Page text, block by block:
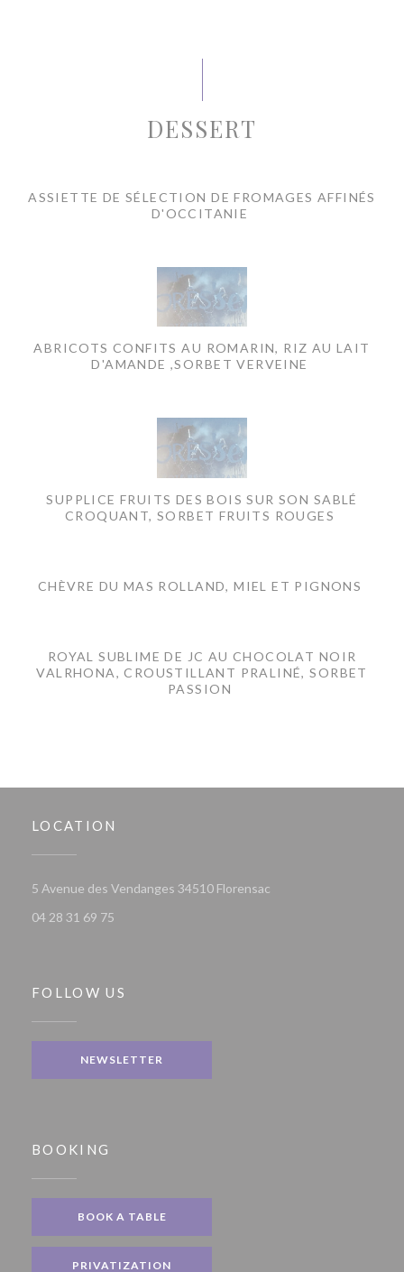
DESSERT
ASSIETTE DE SÉLECTION DE FROMAGES AFFINÉS
D'OCCITANIE
ABRICOTS CONFITS AU ROMARIN, RIZ AU LAIT
D'AMANDE ,SORBET VERVEINE
SUPPLICE FRUITS DES BOIS SUR SON SABLÉ
CROQUANT, SORBET FRUITS ROUGES
CHÈVRE DU MAS ROLLAND, MIEL ET PIGNONS
ROYAL SUBLIME DE JC AU CHOCOLAT NOIR
VALRHONA, CROUSTILLANT PRALINÉ, SORBET
PASSION
LOCATION
5 Avenue des Vendanges 34510 Florensac
04 28 31 69 75
FOLLOW US
NEWSLETTER
BOOKING
BOOK A TABLE
PRIVATIZATION